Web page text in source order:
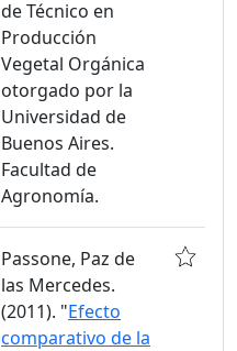
de Técnico en
Producción
Vegetal Orgánica
otorgado por la
Universidad de
Buenos Aires.
Facultad de
Agronomía.
Passone, Paz de
las Mercedes.
(2011). "Efecto
comparativo de la